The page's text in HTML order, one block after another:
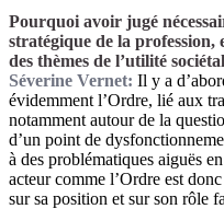
Pourquoi avoir jugé
stratégique de la
des thèmes de l’utilité
Séverine Vernet: Il y a
évidemment l’Ordre, lié aux
notamment autour de la
d’un point de
à des problématiques aiguës
acteur comme l’Ordre est
sur sa position et sur son rôle